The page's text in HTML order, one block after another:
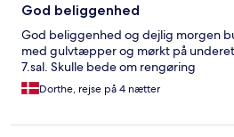
God beliggenhed
God beliggenhed og dejlig morgen
med gulvtæpper og mørkt på
7.sal. Skulle bede om rengøring
Dorthe, rejse på 4 nætter